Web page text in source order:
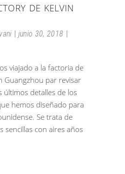
DE KELVIN
junio 30, 2018
viajado a la factoria de
Guangzhou par revisar
últimos detalles de los
hemos diseñado para
Se trata de
sencillas con aires años